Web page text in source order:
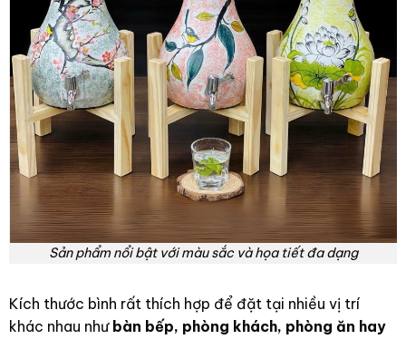
Sản phẩm nổi bật với màu sắc và họa tiết đa dạng
Kích thước bình rất thích hợp để đặt tại nhiều vị trí
khác nhau như bàn bếp, phòng khách, phòng ăn hay